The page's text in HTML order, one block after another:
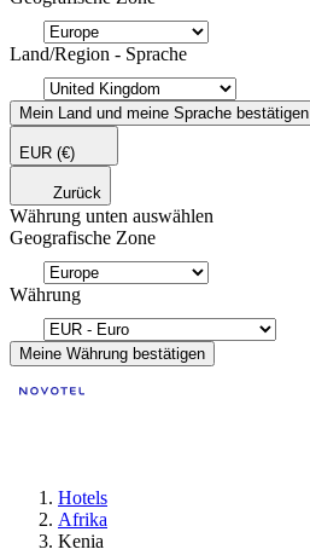
Land/Region - Sprache
Mein Land und meine Sprache bestätigen
EUR (€)
Zurück
Währung unten auswählen
Geografische Zone
Währung
Meine Währung bestätigen
Hotels
Afrika
Kenia